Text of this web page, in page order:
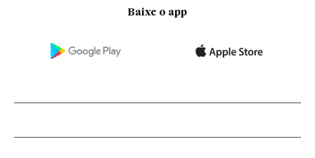
Baixe o app